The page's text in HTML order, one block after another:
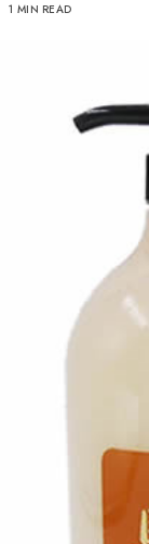
1 MIN READ